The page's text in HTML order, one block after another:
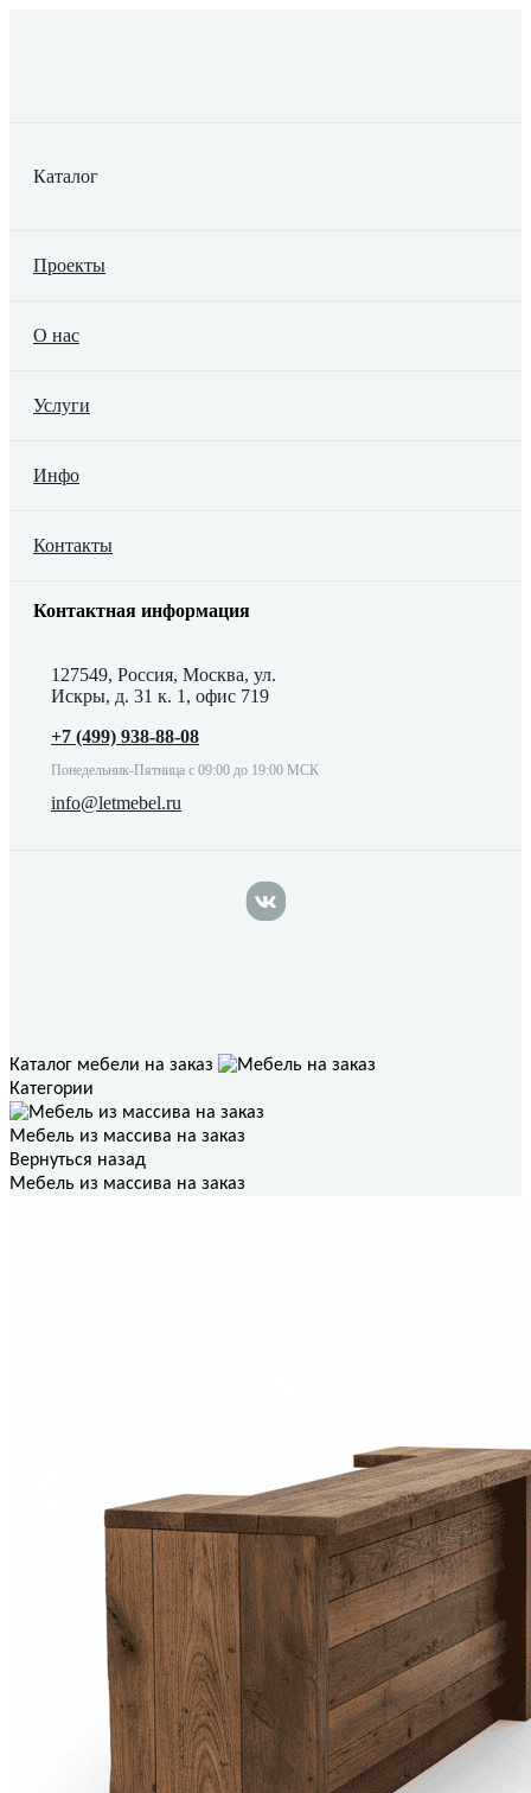
Каталог
Проекты
О нас
Услуги
Инфо
Контакты
Контактная информация
127549, Россия, Москва, ул.
Искры, д. 31 к. 1, офис 719
+7 (499) 938-88-08
Понедельник-Пятница с 09:00 до 19:00 МСК
info@letmebel.ru
Каталог мебели на заказ
Категории
Мебель из массива на заказ
Вернуться назад
Мебель из массива на заказ